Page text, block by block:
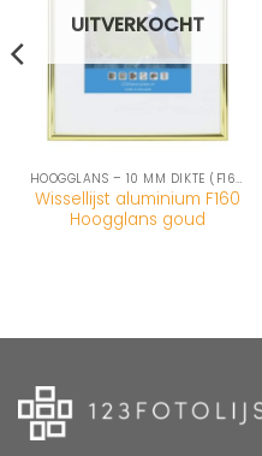
UITVERKOCHT
HOOGGLANS – 10 MM DIKTE (F160-SERIE)
Wissellijst aluminium F160
Hoogglans goud